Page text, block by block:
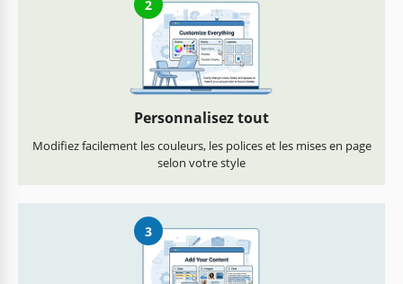
2
Personnalisez tout
Modifiez facilement les couleurs, les polices et les mises en page
selon votre style
3